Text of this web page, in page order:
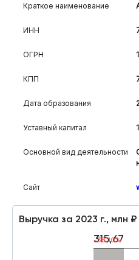
Краткое наименование
ИНН
ОГРН
КПП
Дата образования
Уставный капитал
Основной вид деятельности
Сайт
Выручка за 2023 г., млн ₽
315,67
-38,10%